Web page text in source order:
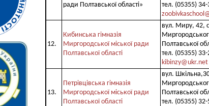
ради Полтавської області»
тел. (05355)
12.
Кибинська гімназія
Миргородської міської ради
Полтавської області
вул. Миру, 42,
Полтавської
тел. (05355)
kibinzy@ukr.net
13.
Петрівцівська гімназія
Миргородської міської ради
Полтавської області
вул.
Полтавської
тел. (05355)